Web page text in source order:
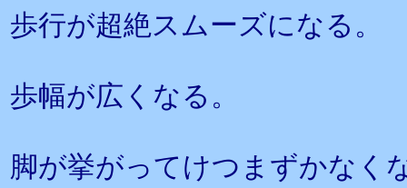
歩行が超絶スムーズになる。
歩幅が広くなる。
脚が挙がってけつまずかなく